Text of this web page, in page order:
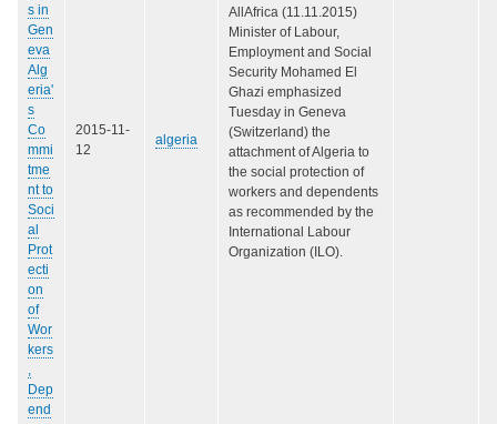
s in
Gen
eva
Alg
eria'
s
Co
mmi
tme
nt to
Soci
al
Prot
ecti
on
of
Wor
kers
Dep
end
2015-11-
12
algeria
AllAfrica (11.11.2015)
Minister of Labour,
Employment and Social
Security Mohamed El
Ghazi emphasized
Tuesday in Geneva
(Switzerland) the
attachment of Algeria to
the social protection of
workers and dependents
as recommended by the
International Labour
Organization (ILO).